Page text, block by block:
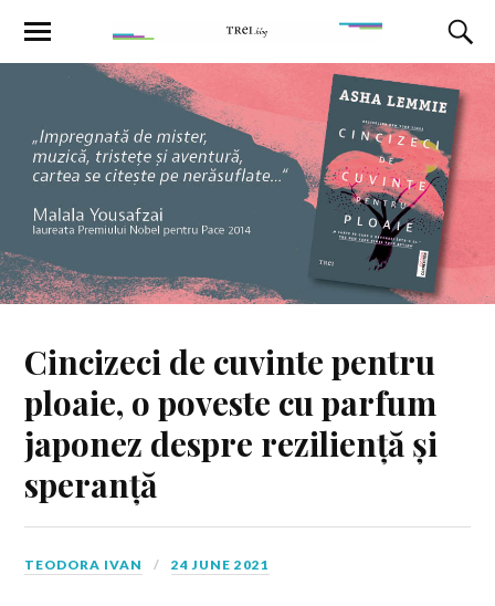
Cincizeci de cuvinte pentru
ploaie, o poveste cu parfum
japonez despre reziliență și
speranță
TEODORA IVAN 24 JUNE 2021